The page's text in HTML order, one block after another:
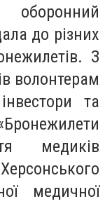
оборонний
до різних
З
волонтерам
та
медиків
медичної